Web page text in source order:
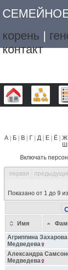
корень |
контакт
Дерево
А| Б| В| Г| Д| Е| Ё| Ж|
Ш
Включать
первая
Показано от 1 до 9
Имя
Агриппина Захарова
Медведева
Александра
Медведева